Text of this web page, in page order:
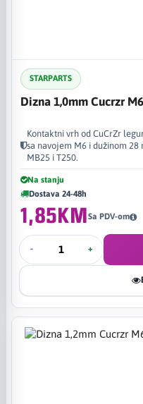
STARPARTS
Dizna 1,0mm Cucrzr
Kontaktni vrh od CuCrZr
sa navojem M6 i dužinom
MB25 i T250.
Na stanju
Dostava 24-48h
1,85KMSa PDV-om
- +